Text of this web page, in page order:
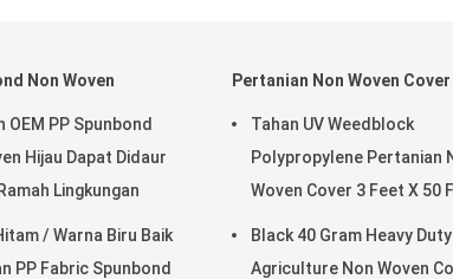
Non Woven
OEM PP Spunbond
Hijau Dapat Didaur
Lingkungan
/ Warna Biru Baik
PP Fabric Spunbond
Pertanian Non Woven Cover
Tahan UV Weedblock
Polypropylene Pertanian
Woven Cover 3 Feet X 50
Black 40 Gram Heavy Duty
Agriculture Non Woven